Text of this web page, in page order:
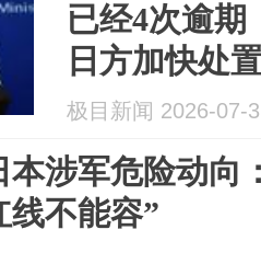
已经4次逾期
日方加快处
除毒害，还
极目新闻 2026-07-
本涉军危险动向
线不能容”